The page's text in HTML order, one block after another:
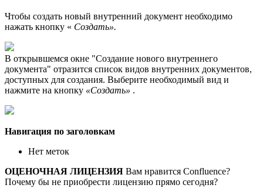
Чтобы создать новый внутренний документ необходимо
нажать кнопку « Создать».
В открывшемся окне "Создание нового внутреннего
документа" отразится список видов внутренних документов,
доступных для создания. Выберите необходимый вид и
нажмите на кнопку «Создать» .
Навигация по заголовкам
Нет меток
ОЦЕНОЧНАЯ ЛИЦЕНЗИЯ Вам нравится Confluence?
Почему бы не приобрести лицензию прямо сегодня?